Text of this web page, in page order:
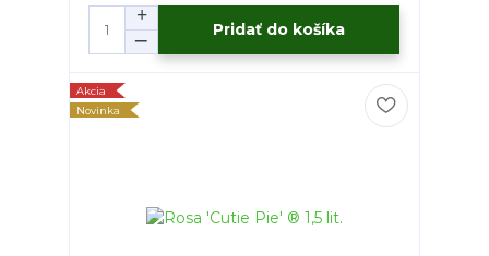
Pridať do košíka
Akcia
Novinka